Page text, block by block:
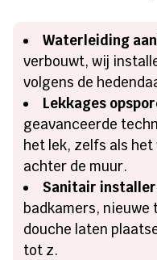
Waterleiding
verbouwt, wij
volgens de
Lekkages
geavanceerde
het lek, zelfs als
achter de muur.
Sanitair
badkamers,
douche laten
tot z.